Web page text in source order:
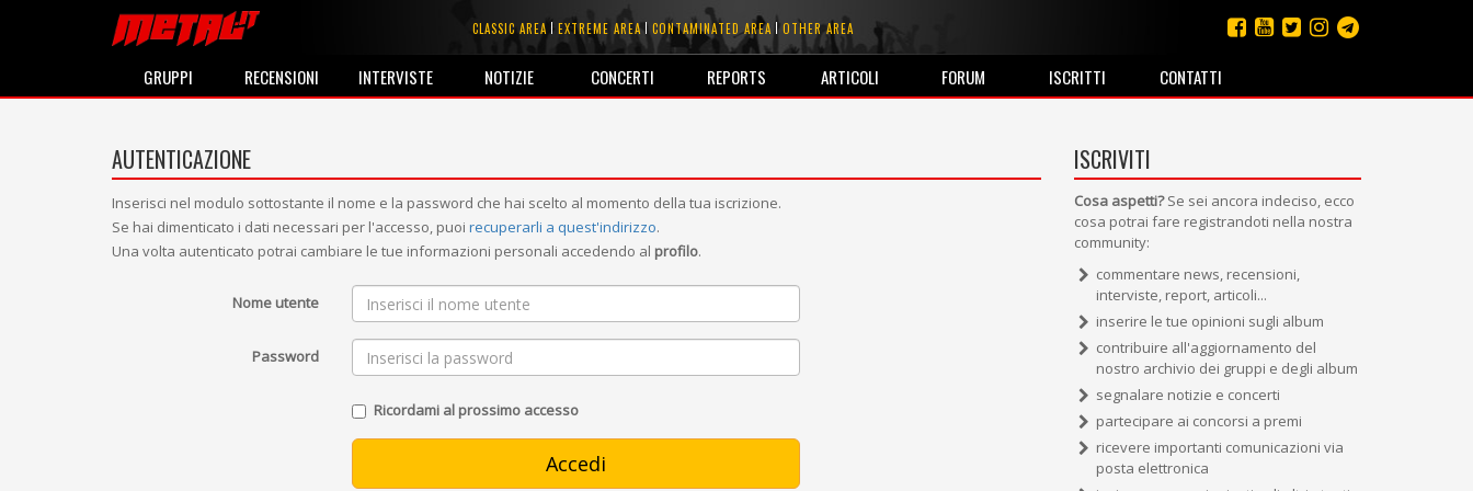
CLASSIC AREA EXTREME AREA CONTAMINATED AREA OTHER AREA
GRUPPI RECENSIONI INTERVISTE NOTIZIE CONCERTI REPORTS ARTICOLI FORUM ISCRITTI CONTATTI
AUTENTICAZIONE
Inserisci nel modulo sottostante il nome e la password che hai scelto al momento della tua iscrizione.
Se hai dimenticato i dati necessari per l'accesso, puoi recuperarli a quest'indirizzo.
Una volta autenticato potrai cambiare le tue informazioni personali accedendo al profilo.
Nome utente
Password
Ricordami al prossimo accesso
ISCRIVITI
Cosa aspetti?Se sei ancora indeciso, ecco
cosa potrai fare registrandoti nella nostra
community:
commentare news, recensioni,
interviste, report, articoli...
inserire le tue opinioni sugli album
contribuire all'aggiornamento del
nostro archivio dei gruppi e degli album
segnalare notizie e concerti
partecipare ai concorsi a premi
ricevere importanti comunicazioni via
posta elettronica